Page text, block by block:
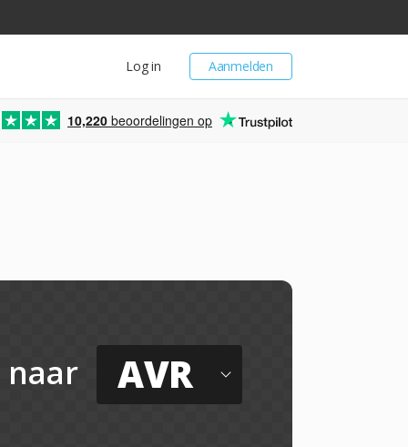
Aanmelden
Log in
10,220 beoordelingen op
naar AVR